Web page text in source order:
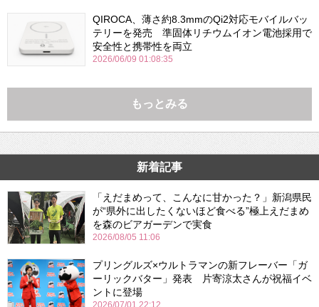
QIROCA、薄さ約8.3mmのQi2対応モバイルバッ
テリーを発売 準固体リチウムイオン電池採用で
安全性と携帯性を両立
2026/06/09 01:08:35
もっとみる
新着記事
「えだまめって、こんなに甘かった？」新潟県民
が“県外に出したくないほど食べる”極上えだまめ
を森のビアガーデンで実食
2026/08/05 11:06
プリングルズ×ウルトラマンの新フレーバー「ガ
ーリックバター」発表 片寄涼太さんが祝福イベ
ントに登場
2026/07/01 22:12